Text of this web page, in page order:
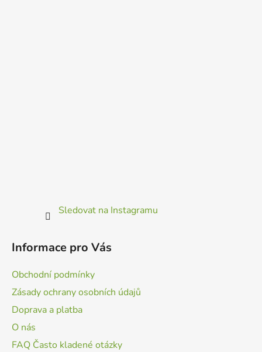
Sledovat na Instagramu
Informace pro Vás
Obchodní podmínky
Zásady ochrany osobních údajů
Doprava a platba
O nás
FAQ Často kladené otázky